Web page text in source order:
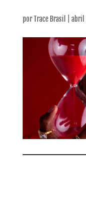
porTrace Brasil abril